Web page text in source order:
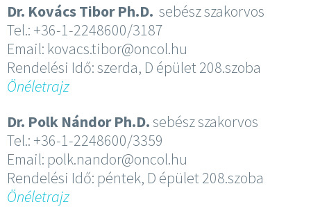
Dr. Kovács Tibor Ph.D. sebész szakorvos
Tel.: +36-1-2248600/3187
Email: kovacs.tibor@oncol.hu
Rendelési Idő: szerda, D épület 208.szoba
Önéletrajz
Dr. Polk Nándor Ph.D.sebész szakorvos
Tel.: +36-1-2248600/3359
Email: polk.nandor@oncol.hu
Rendelési Idő: péntek, D épület 208.szoba
Önéletrajz